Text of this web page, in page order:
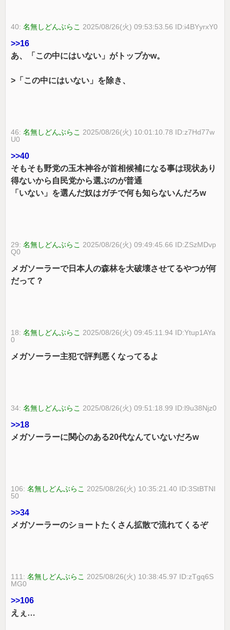
40:名無しどんぶらこ 2025/08/26(火) 09:53:53.56 ID:i4BYyrxY0
>>16
あ、「この中にはいない」がトップかw。
>「この中にはいない」を除き、
46:名無しどんぶらこ 2025/08/26(火) 10:01:10.78 ID:z7Hd77w
U0
>>40
そもそも野党の玉木神谷が首相候補になる事は現状あり
得ないから自民党から選ぶのが普通
「いない」を選んだ奴はガチで何も知らないんだろw
29:名無しどんぶらこ 2025/08/26(火) 09:49:45.66 ID:ZSzMDvp
Q0
メガソーラーで日本人の森林を大破壊させてるやつが何
だって？
18:名無しどんぶらこ 2025/08/26(火) 09:45:11.94 ID:Ytup1AYa
0
メガソーラー主犯で評判悪くなってるよ
34:名無しどんぶらこ 2025/08/26(火) 09:51:18.99 ID:l9u38Njz0
>>18
メガソーラーに関心のある20代なんていないだろw
106:名無しどんぶらこ 2025/08/26(火) 10:35:21.40 ID:3StBTNI
50
>>34
メガソーラーのショートたくさん拡散で流れてくるぞ
111:名無しどんぶらこ 2025/08/26(火) 10:38:45.97 ID:zTgq6S
MG0
>>106
えぇ…